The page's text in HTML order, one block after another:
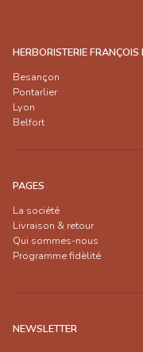
HERBORISTERIE FRANÇOIS
Besançon
Pontarlier
Lyon
Belfort
PAGES
La société
Livraison & retour
Qui sommes-nous
Programme fidèlité
NEWSLETTER